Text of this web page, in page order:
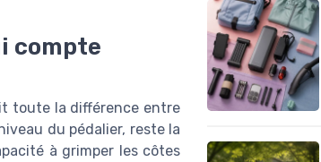
compte
toute la différence entre
du pédalier, reste la
à grimper les côtes